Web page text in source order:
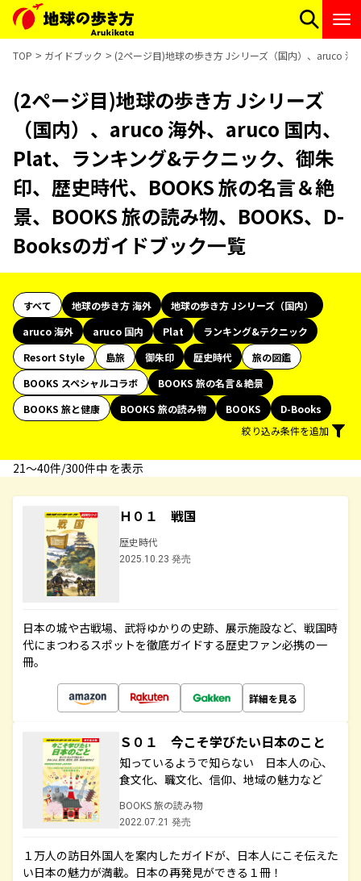
TOP ガイドブック (2ページ目)地球の歩き方 Jシリーズ（国内）、aruco
(2ページ目)地球の歩き方 Jシリーズ
（国内）、aruco 海外、aruco 国内、
Plat、ランキング&テクニック、御朱
印、歴史時代、BOOKS 旅の名言＆絶
景、BOOKS 旅の読み物、BOOKS、D-
Booksのガイドブック一覧
すべて 地球の歩き方 海外
地球の歩き方 Jシリーズ（国内）
aruco 海外
aruco 国内 Plat
ランキング&テクニック
Resort Style
島旅 御朱印 歴史時代
旅の図鑑
BOOKS スペシャルコラボ
BOOKS 旅の名言＆絶景
BOOKS 旅と健康
BOOKS 旅の読み物 BOOKS
D-Books
絞り込み条件を追加
21〜40件/300件中 を表示
Ｈ０１ 戦国
歴史時代
2025.10.23 発売
日本の城や古戦場、武将ゆかりの史跡、展示施設など、戦国時
代にまつわるスポットを徹底ガイドする歴史ファン必携の一
冊。
詳細を見る
Ｓ０１ 今こそ学びたい日本のこと
知っているようで知らない 日本人の心、
食文化、職文化、信仰、地域の魅力など
BOOKS 旅の読み物
2022.07.21 発売
１万人の訪日外国人を案内したガイドが、日本人にこそ伝えた
い日本の魅力が満載。日本の再発見ができる１冊！